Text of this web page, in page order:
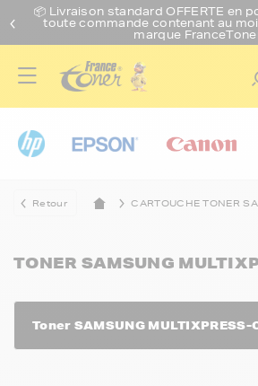
📦 Livraison standard OFFERTE en
toute commande contenant au
marque
Retour CARTOUCHE TONER
TONER SAMSUNG
Toner SAMSUNG MULTIXPRESS-